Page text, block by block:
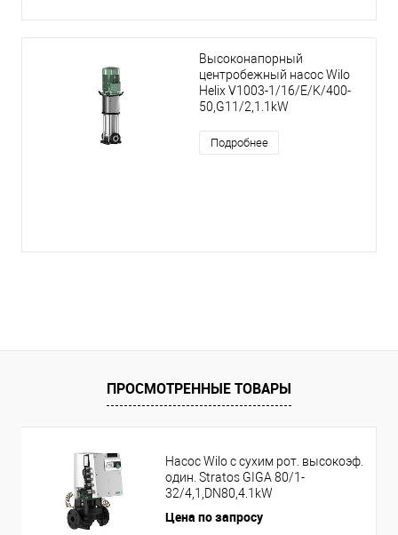
Высоконапорный
центробежный насос Wilo
Helix V1003-1/16/E/K/400-
50,G11/2,1.1kW
Подробнее
ПРОСМОТРЕННЫЕ ТОВАРЫ
Насос Wilo с сухим рот. высокоэф.
один. Stratos GIGA 80/1-
32/4,1,DN80,4.1kW
Цена по запросу